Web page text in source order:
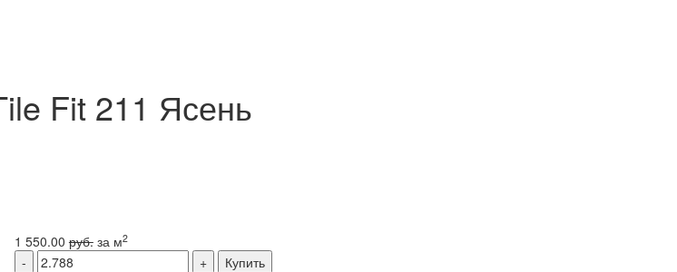
Fit 211 Ясень
1 550.00руб.за м2
Купить